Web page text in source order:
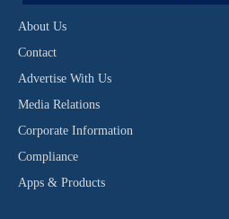
About Us
Contact
Advertise With Us
Media Relations
Corporate Information
Compliance
Apps & Products